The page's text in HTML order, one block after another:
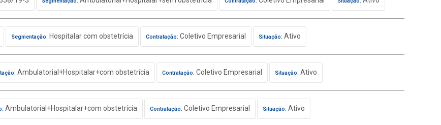
Segmentação: Hospitalar com obstetrícia Contratação: Coletivo Empresarial Situação: Ativo
Ambulatorial+Hospitalar+com obstetrícia Contratação: Coletivo Empresarial Situação: Ativo
Ambulatorial+Hospitalar+com obstetrícia Contratação: Coletivo Empresarial Situação: Ativo